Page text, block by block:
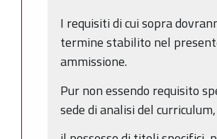
I requisiti di cui sopra
termine stabilito nel
ammissione.
Pur non essendo requisito
sede di analisi del curriculum,